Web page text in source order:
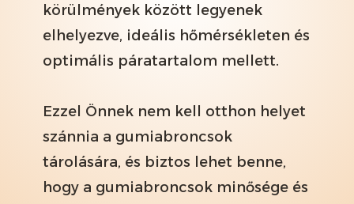
körülmények között legyenek
elhelyezve, ideális hőmérsékleten és
optimális páratartalom mellett.
Ezzel Önnek nem kell otthon helyet
szánnia a gumiabroncsok
tárolására, és biztos lehet benne,
hogy a gumiabroncsok minősége és